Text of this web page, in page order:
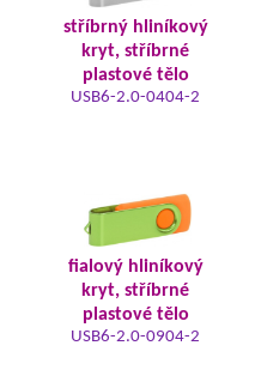
stříbrný hliníkový
kryt, stříbrné
plastové tělo
USB6-2.0-0404-2
fialový hliníkový
kryt, stříbrné
plastové tělo
USB6-2.0-0904-2